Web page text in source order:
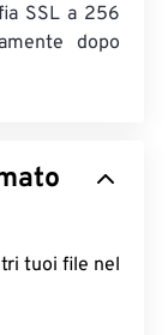
SSL a 256
dopo
tuoi file nel